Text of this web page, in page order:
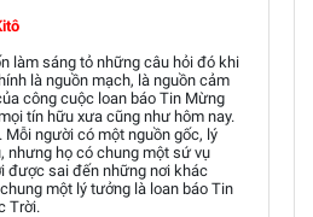
làm sáng tỏ những câu hỏi đó khi
là nguồn mạch, là nguồn cảm
công cuộc loan báo Tin Mừng
tín hữu xưa cũng như hôm nay.
Mỗi người có một nguồn gốc, lý
nhưng họ có chung một sứ vụ
được sai đến những nơi khác
một lý tưởng là loan báo Tin
Trời.